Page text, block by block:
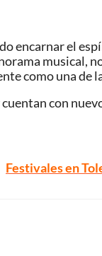
encarnar el
musical,
como una
cuentan con
Festivales en